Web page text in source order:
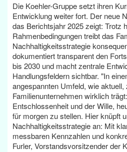
Die Koehler-Gruppe setzt ihren
Entwicklung weiter fort. Der neue
das Berichtsjahr 2025 zeigt: Trotz
Rahmenbedingungen treibt das
Nachhaltigkeitsstrategie
dokumentiert transparent den
bis 2030 und macht zentrale
Handlungsfeldern sichtbar. "In
angespannten Umfeld, wie
Familienunternehmen wirklich
Entschlossenheit und der Wille,
für morgen zu stellen. Hier knüpft
Nachhaltigkeitsstrategie an: Mit
messbaren Kennzahlen und
Furler, Vorstandsvorsitzender der